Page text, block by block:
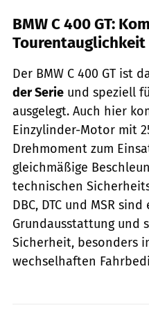
BMW C 400 GT:
Tourentauglichkeit
Der BMW C 400 GT ist
der Serie und speziell
ausgelegt. Auch hier
Einzylinder-Motor mit
Drehmoment zum
gleichmäßige
technischen
DBC, DTC und MSR
Grundausstattung und
Sicherheit, besonders
wechselhaften